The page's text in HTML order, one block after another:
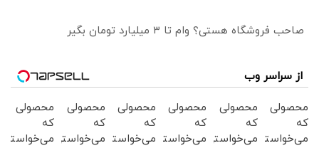
صاحب فروشگاه هستی؟ وام تا ۳ میلیارد تومان بگیر
از سراسر وب
محصولی
که
می‌خواستی
محصولی
که
می‌خواستی
محصولی
که
می‌خواستی
محصولی
که
می‌خواستی
محصولی
که
می‌خواستی
محصولی
که
می‌خواستی